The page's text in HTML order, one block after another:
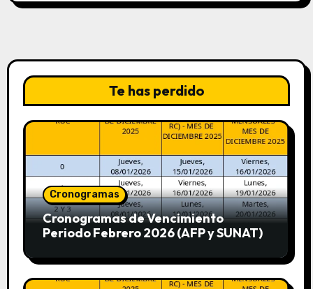
Te has perdido
Cronogramas
Cronogramas de Vencimiento
Periodo Febrero 2026 (AFP y SUNAT)